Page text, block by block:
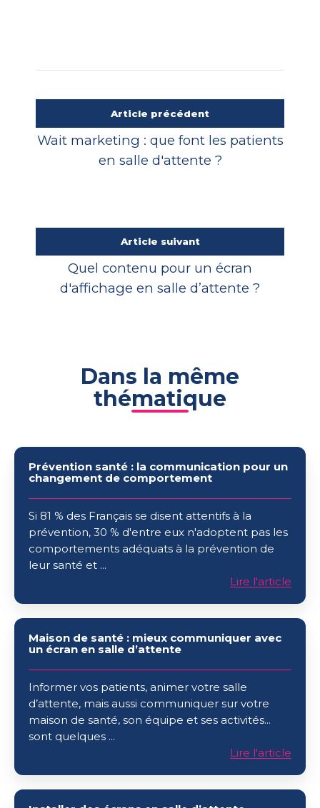
Article précédent
Wait marketing : que font les patients
en salle d'attente ?
Article suivant
Quel contenu pour un écran
d'affichage en salle d’attente ?
Dans la même
thématique
Prévention
santé
communication
pour
changement
comportement
Prévention santé : la communication pour un
changement de comportement
Si 81 % des Français se disent attentifs à la
prévention, 30 % d'entre eux n'adoptent pas les
comportements adéquats à la prévention de
leur santé et ...
Lire l'article
Maison
mieux
communiquer
avec
en
salle
Maison de santé : mieux communiquer avec
un écran en salle d’attente
Informer vos patients, animer votre salle
d’attente, mais aussi communiquer sur votre
maison de santé, son équipe et ses activités...
sont quelques ...
Lire l'article
Installer